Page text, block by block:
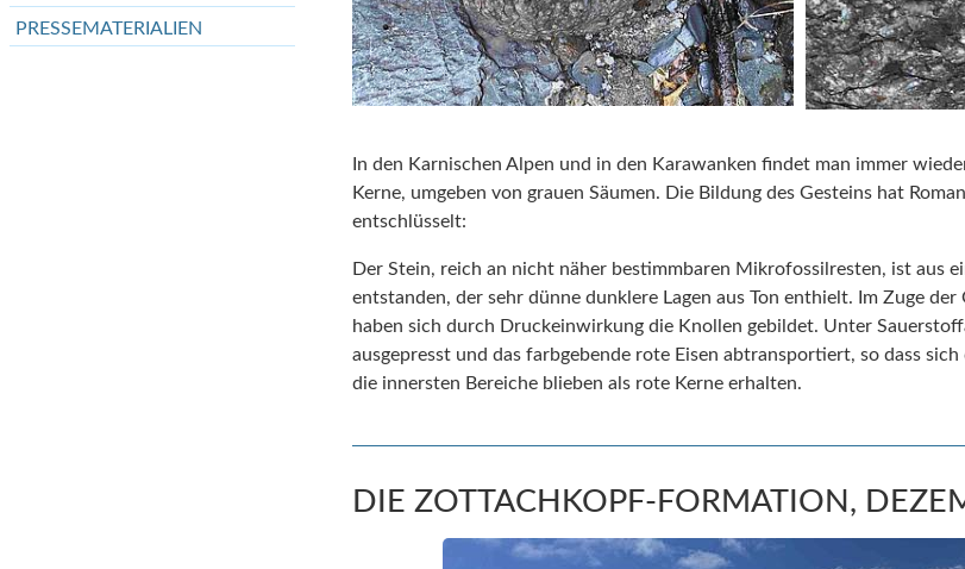
PRESSEMATERIALIEN
In den Karnischen Alpen und in den Karawanken findet man immer
Kerne, umgeben von grauen Säumen. Die Bildung des Gesteins hat
entschlüsselt:
Der Stein, reich an nicht näher bestimmbaren Mikrofossilresten, ist aus
entstanden, der sehr dünne dunklere Lagen aus Ton enthielt. Im Zuge der
haben sich durch Druckeinwirkung die Knollen gebildet. Unter
ausgepresst und das farbgebende rote Eisen abtransportiert, so dass
die innersten Bereiche blieben als rote Kerne erhalten.
DIE ZOTTACHKOPF-FORMATION,